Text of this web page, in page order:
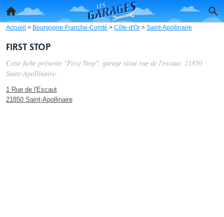
Accueil > Bourgogne-Franche-Comté > Côte-d'Or > Saint-Apollinaire
First Stop
Cette fiche présente "First Stop", garage situé rue de l'escaut, 21850
Saint-Apollinaire.
1 Rue de l'Escaut
21850 Saint-Apollinaire